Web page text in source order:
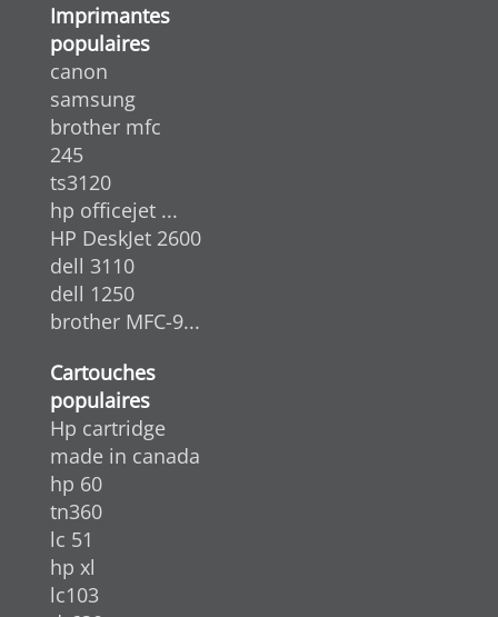
Imprimantes
populaires
canon
samsung
brother mfc
245
ts3120
hp officejet ...
HP DeskJet 2600
dell 3110
dell 1250
brother MFC-9...
Cartouches
populaires
Hp cartridge
made in canada
hp 60
tn360
lc 51
hp xl
lc103